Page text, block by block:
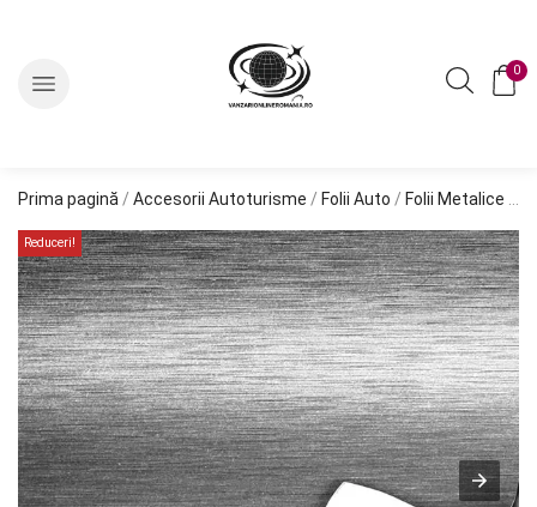
0
Prima pagină / Accesorii Autoturisme / Folii Auto / Folii Metalice
Reduceri!